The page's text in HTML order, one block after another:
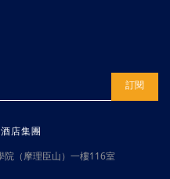
訂閱
店集團
院（摩理臣山）一樓116室